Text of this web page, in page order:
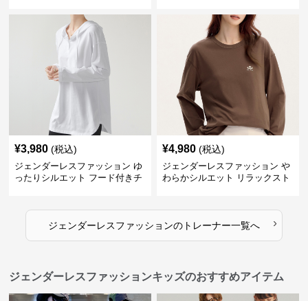
¥3,980 (税込)
ジェンダーレスファッション ゆ
ったりシルエット フード付きチ
¥4,980 (税込)
ジェンダーレスファッション や
わらかシルエット リラックスト
ジェンダーレスファッションのトレーナー一覧へ ›
ジェンダーレスファッションキッズのおすすめアイテム